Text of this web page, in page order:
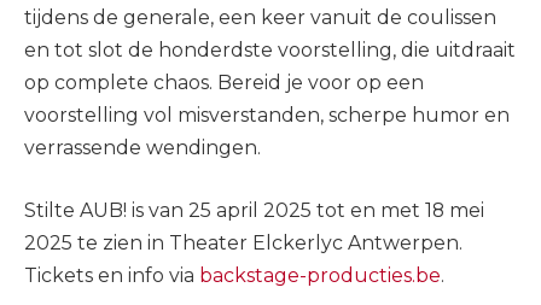
tijdens de generale, een keer vanuit de coulissen
en tot slot de honderdste voorstelling, die uitdraait
op complete chaos. Bereid je voor op een
voorstelling vol misverstanden, scherpe humor en
verrassende wendingen.
Stilte AUB! is van 25 april 2025 tot en met 18 mei
2025 te zien in Theater Elckerlyc Antwerpen.
Tickets en info via backstage-producties.be.